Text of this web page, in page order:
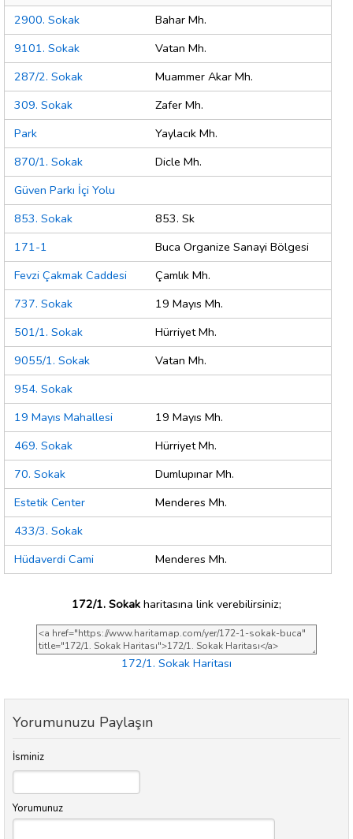
2900. Sokak
Bahar Mh.
9101. Sokak
Vatan Mh.
287/2. Sokak
Muammer Akar Mh.
309. Sokak
Zafer Mh.
Park
Yaylacık Mh.
870/1. Sokak
Dicle Mh.
Güven Parkı İçi Yolu
853. Sokak
853. Sk
171-1
Buca Organize Sanayi Bölgesi
Fevzi Çakmak Caddesi
Çamlık Mh.
737. Sokak
19 Mayıs Mh.
501/1. Sokak
Hürriyet Mh.
9055/1. Sokak
Vatan Mh.
954. Sokak
19 Mayıs Mahallesi
19 Mayıs Mh.
469. Sokak
Hürriyet Mh.
70. Sokak
Dumlupınar Mh.
Estetik Center
Menderes Mh.
433/3. Sokak
Hüdaverdi Cami
Menderes Mh.
172/1. Sokak haritasına link verebilirsiniz;
172/1. Sokak Haritası
Yorumunuzu Paylaşın
İsminiz
Yorumunuz